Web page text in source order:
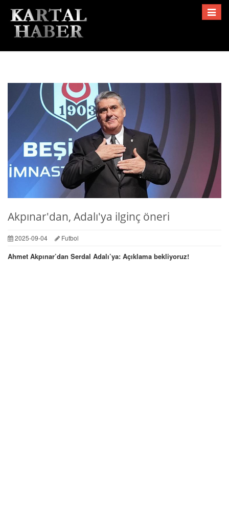
Toggle
Akpınar'dan, Adalı'ya ilginç öneri
2025-09-04 Futbol
Ahmet Akpınar’dan Serdal Adalı’ya: Açıklama bekliyoruz!